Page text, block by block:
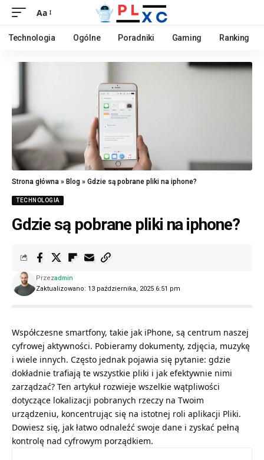
Aa
Technologia Ogólne Poradniki Gaming Ranking
Strona główna » Blog » Gdzie są pobrane pliki na iphone?
TECHNOLOGIA
Gdzie są pobrane pliki na iphone?
Zaktualizowano: 13 października, 2025 6:51 pm
Przezadmin
Współczesne smartfony, takie jak iPhone, są centrum naszej
cyfrowej aktywności. Pobieramy dokumenty, zdjęcia, muzykę
i wiele innych. Często jednak pojawia się pytanie: gdzie
dokładnie trafiają te wszystkie pliki i jak efektywnie nimi
zarządzać? Ten artykuł rozwieje wszelkie wątpliwości
dotyczące lokalizacji pobranych rzeczy na Twoim
urządzeniu, koncentrując się na istotnej roli aplikacji Pliki.
Dowiesz się, jak łatwo odnaleźć swoje dane i zyskać pełną
kontrolę nad cyfrowym porządkiem.